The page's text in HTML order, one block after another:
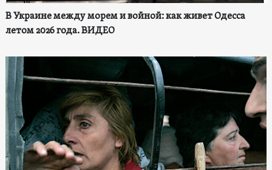
В Украине между морем и войной: как живет Одесса
летом 2026 года. ВИДЕО